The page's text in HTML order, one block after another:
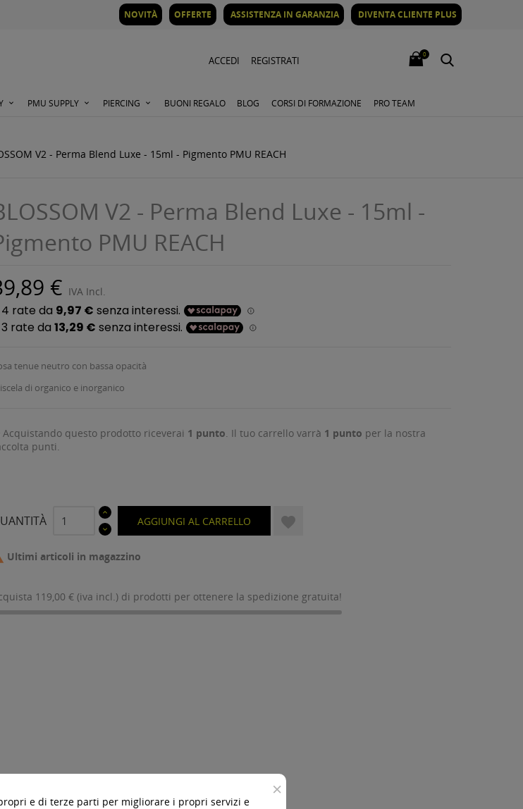
NOVITÀ OFFERTE ASSISTENZA IN GARANZIA DIVENTA CLIENTE PLUS
ACCEDI REGISTRATI
0
PMU SUPPLY PIERCING BUONI REGALO BLOG CORSI DI FORMAZIONE PRO TEAM
V2 - Perma Blend Luxe - 15ml - Pigmento PMU REACH
V2 - Perma Blend Luxe - 15ml -
PMU REACH
€ IVA Incl.
tenue neutro con bassa opacità
di organico e inorganico
Acquistando questo prodotto riceverai 1 punto. Il tuo carrello varrà 1 punto per la nostra
punti.
AGGIUNGI AL CARRELLO 
Ultimi articoli in magazzino
119,00 € (iva incl.) di prodotti per ottenere la spedizione gratuita!
×
e di terze parti per migliorare i propri servizi e